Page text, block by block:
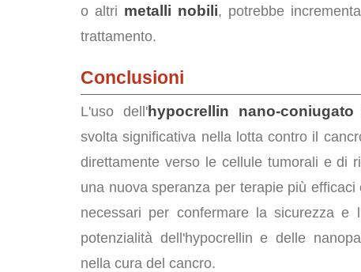
o altri metalli nobili, potrebbe
trattamento.
Conclusioni
L'uso dell' hypocrellin nano-coniugato
svolta significativa nella lotta contro il
direttamente verso le cellule tumorali e di
una nuova speranza per terapie più
necessari per confermare la sicurezza
potenzialità dell'hypocrellin e delle
nella cura del cancro.